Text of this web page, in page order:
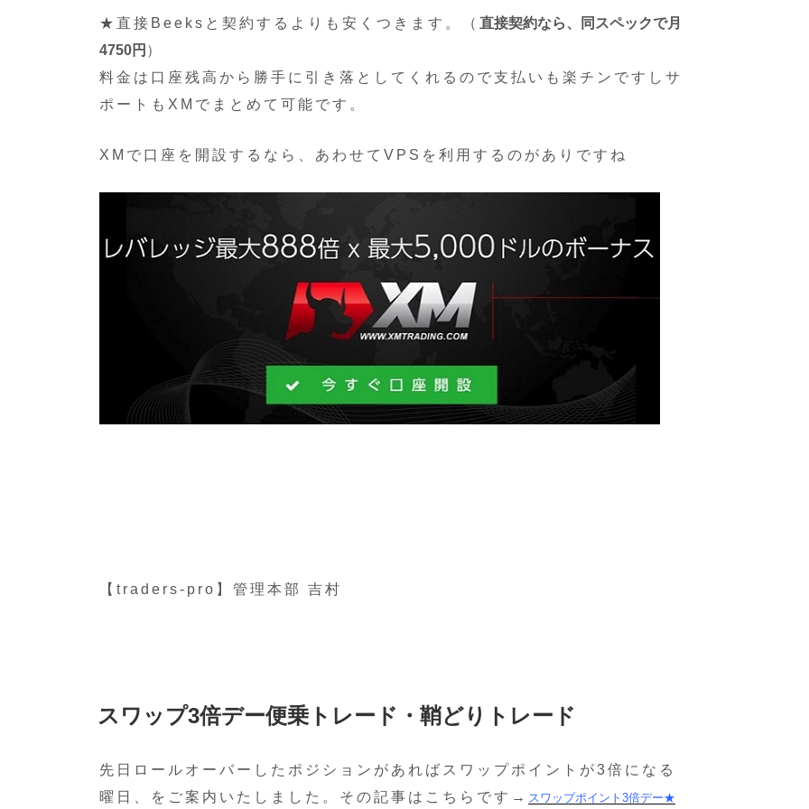
★直接Beeksと契約するよりも安くつきます。（ 直接契約なら、同スペックで月
4750円 ）
料金は口座残高から勝手に引き落としてくれるので支払いも楽チンですしサ
ポートもXMでまとめて可能です。
XMで口座を開設するなら、あわせてVPSを利用するのがありですね
【traders-pro】管理本部 吉村
稿
日:
スワップ3倍デー便乗トレード・鞘どりトレード
先日ロールオーバーしたポジションがあればスワップポイントが3倍になる
曜日、をご案内いたしました。その記事はこちらです→ スワップポイント3倍デー★